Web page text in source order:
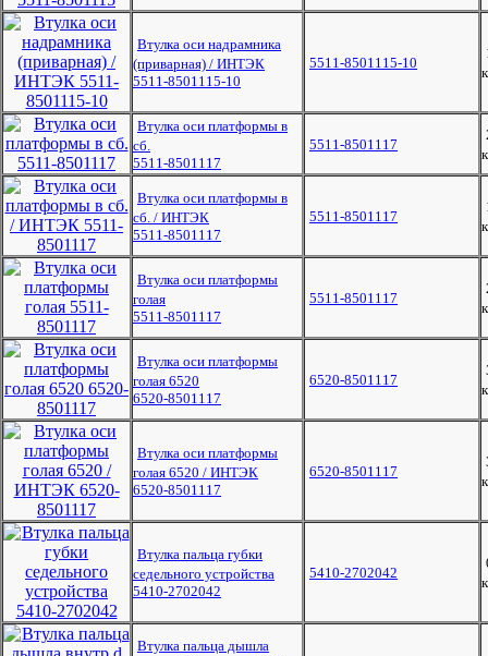
Втулка оси надрамника
(приварная) / ИНТЭК
5511-8501115-10
5511-8501115-10
Втулка оси платформы в
сб.
5511-8501117
5511-8501117
Втулка оси платформы в
сб. / ИНТЭК
5511-8501117
5511-8501117
Втулка оси платформы
голая
5511-8501117
5511-8501117
Втулка оси платформы
голая 6520
6520-8501117
6520-8501117
Втулка оси платформы
голая 6520 / ИНТЭК
6520-8501117
6520-8501117
Втулка пальца губки
седельного устройства
5410-2702042
5410-2702042
Втулка пальца дышла